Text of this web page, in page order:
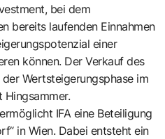
bei dem
bereits laufenden Einnahmen
einer
können. Der Verkauf des
Wertsteigerungsphase im
Hingsammer.
IFA eine Beteiligung
in Wien. Dabei entsteht ein